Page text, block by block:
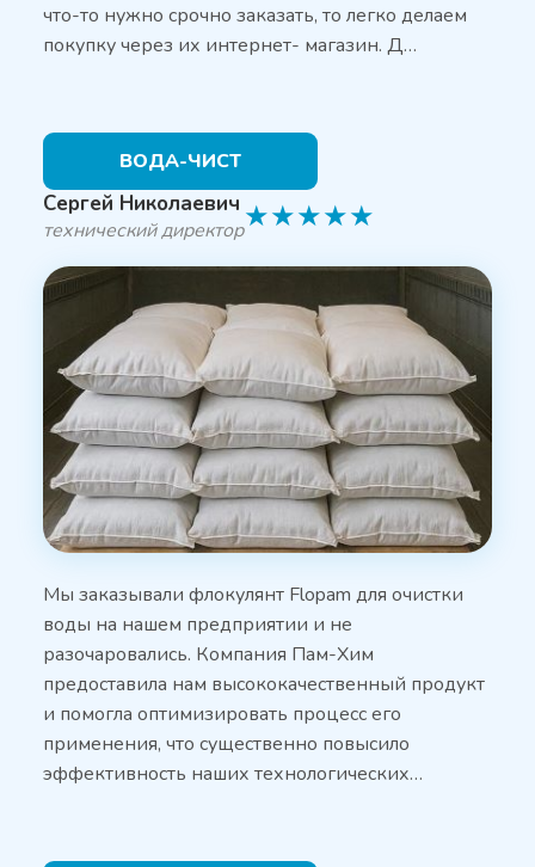
что-то нужно срочно заказать, то легко делаем
покупку через их интернет- магазин. Д…
ВОДА-ЧИСТ
Сергей Николаевич
технический директор★★★★★
Мы заказывали флокулянт Flopam для очистки
воды на нашем предприятии и не
разочаровались. Компания Пам-Хим
предоставила нам высококачественный продукт
и помогла оптимизировать процесс его
применения, что существенно повысило
эффективность наших технологических…